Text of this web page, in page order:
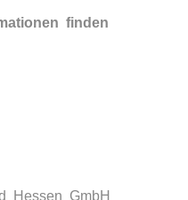
finden
Hessen GmbH